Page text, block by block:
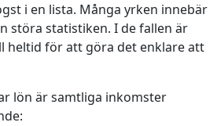
i en lista. Många yrken innebär
störa statistiken. I de fallen är
heltid för att göra det enklare att
lön är samtliga inkomster